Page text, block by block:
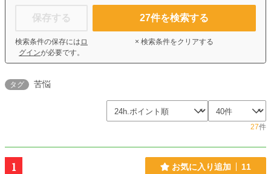
保存する
検索条件の保存には ロ
グインが必要です。
27件を検索する
× 検索条件をクリアする
タグ 苦悩
27件
1 お気に入り追加 11